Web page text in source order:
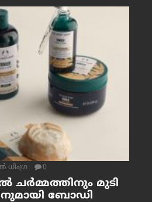
0
ചർമ്മത്തിനും മുടി
ബോഡി